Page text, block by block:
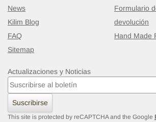
News
Kilim Blog
FAQ
Sitemap
Formulario
devolución
Hand Made
Actualizaciones y Noticias
Suscribirse
This site is protected by reCAPTCHA and the Google